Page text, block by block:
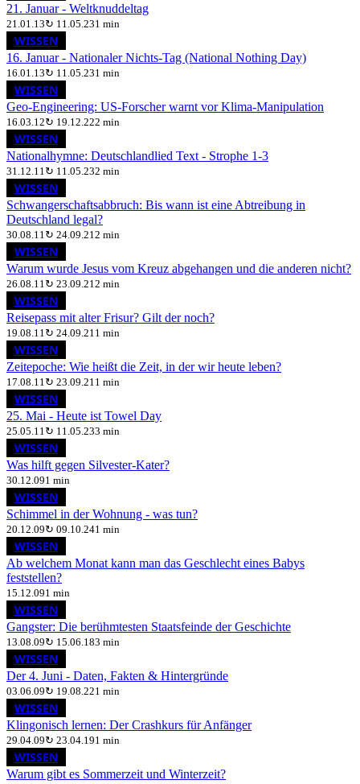
21. Januar - Weltknuddeltag
21.01.13↻ 11.05.231 min
WISSEN
16. Januar - Nationaler Nichts-Tag (National Nothing Day)
16.01.13↻ 11.05.231 min
WISSEN
Geo-Engineering: US-Forscher warnt vor Klima-Manipulation
16.03.12↻ 19.12.222 min
WISSEN
Nationalhymne: Deutschlandlied Text - Strophe 1-3
31.12.11 ↻ 11.05.232 min
WISSEN
Schwangerschaftsabbruch: Bis wann ist eine Abtreibung in
Deutschland legal?
30.08.11 ↻ 24.09.21 2 min
WISSEN
Warum wurde Jesus vom Kreuz abgehangen und die anderen nicht?
26.08.11 ↻ 23.09.21 2 min
WISSEN
Reisepass mit alter Frisur? Gilt der noch?
19.08.11 ↻ 24.09.21 1 min
WISSEN
Zeitepoche: Wie heißt die Zeit, in der wir heute leben?
17.08.11 ↻ 23.09.21 1 min
WISSEN
25. Mai - Heute ist Towel Day
25.05.11 ↻ 11.05.233 min
WISSEN
Was hilft gegen Silvester-Kater?
30.12.091 min
WISSEN
Schimmel in der Wohnung - was tun?
20.12.09↻ 09.10.241 min
WISSEN
Ab welchem Monat kann man das Geschlecht eines Babys
feststellen?
15.12.091 min
WISSEN
Gangster: Die berühmtesten Staatsfeinde der Geschichte
13.08.09↻ 15.06.183 min
WISSEN
Der 4. Juni - Daten, Fakten & Hintergründe
03.06.09↻ 19.08.221 min
WISSEN
Klingonisch lernen: Der Crashkurs für Anfänger
29.04.09↻ 23.04.191 min
WISSEN
Warum gibt es Sommerzeit und Winterzeit?